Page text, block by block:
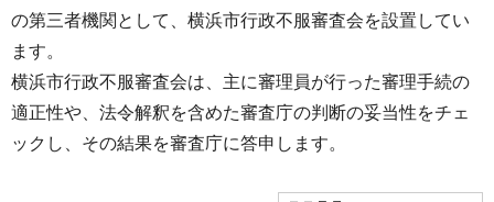
の第三者機関として、横浜市行政不服審査会を設置してい
ます。
横浜市行政不服審査会は、主に審理員が行った審理手続の
適正性や、法令解釈を含めた審査庁の判断の妥当性をチェ
ックし、その結果を審査庁に答申します。